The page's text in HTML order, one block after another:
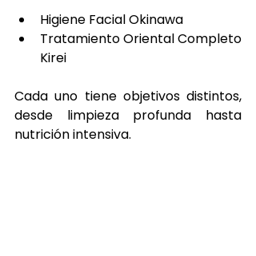
Higiene Facial Okinawa
Tratamiento Oriental Completo
Kirei
Cada uno tiene objetivos distintos,
desde limpieza profunda hasta
nutrición intensiva.